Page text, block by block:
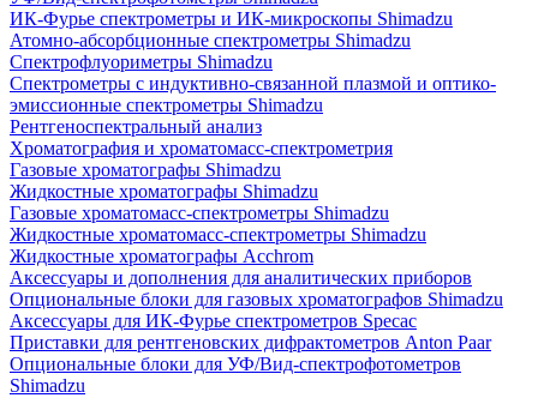
ИК-Фурье спектрометры и ИК-микроскопы Shimadzu
Атомно-абсорбционные спектрометры Shimadzu
Спектрофлуориметры Shimadzu
Спектрометры с индуктивно-связанной плазмой и оптико-
эмиссионные спектрометры Shimadzu
Рентгеноспектральный анализ
Хроматография и хроматомасс-спектрометрия
Газовые хроматографы Shimadzu
Жидкостные хроматографы Shimadzu
Газовые хроматомасс-спектрометры Shimadzu
Жидкостные хроматомасс-спектрометры Shimadzu
Жидкостные хроматографы Acchrom
Аксессуары и дополнения для аналитических приборов
Опциональные блоки для газовых хроматографов Shimadzu
Аксессуары для ИК-Фурье спектрометров Specac
Приставки для рентгеновских дифрактометров Anton Paar
Опциональные блоки для УФ/Вид-спектрофотометров
Shimadzu